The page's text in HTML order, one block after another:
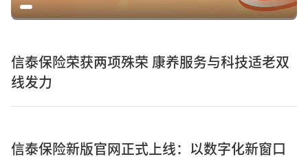
信泰保险荣获两项殊荣 康养服务与科技适老双
线发力
信泰保险新版官网正式上线：以数字化新窗口